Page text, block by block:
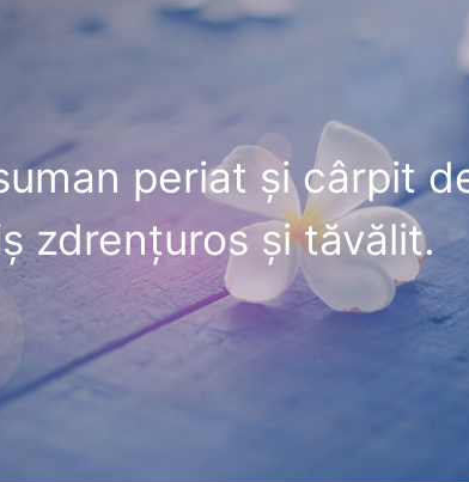
periat şi cârpit
zdrenţuros şi tăvălit.